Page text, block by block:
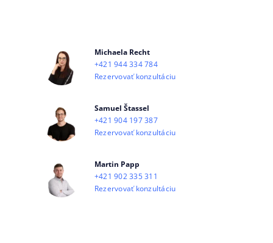
Michaela Recht
+421 944 334 784
Rezervovať konzultáciu
Samuel Štassel
+421 904 197 387
Rezervovať konzultáciu
Martin Papp
+421 902 335 311
Rezervovať konzultáciu